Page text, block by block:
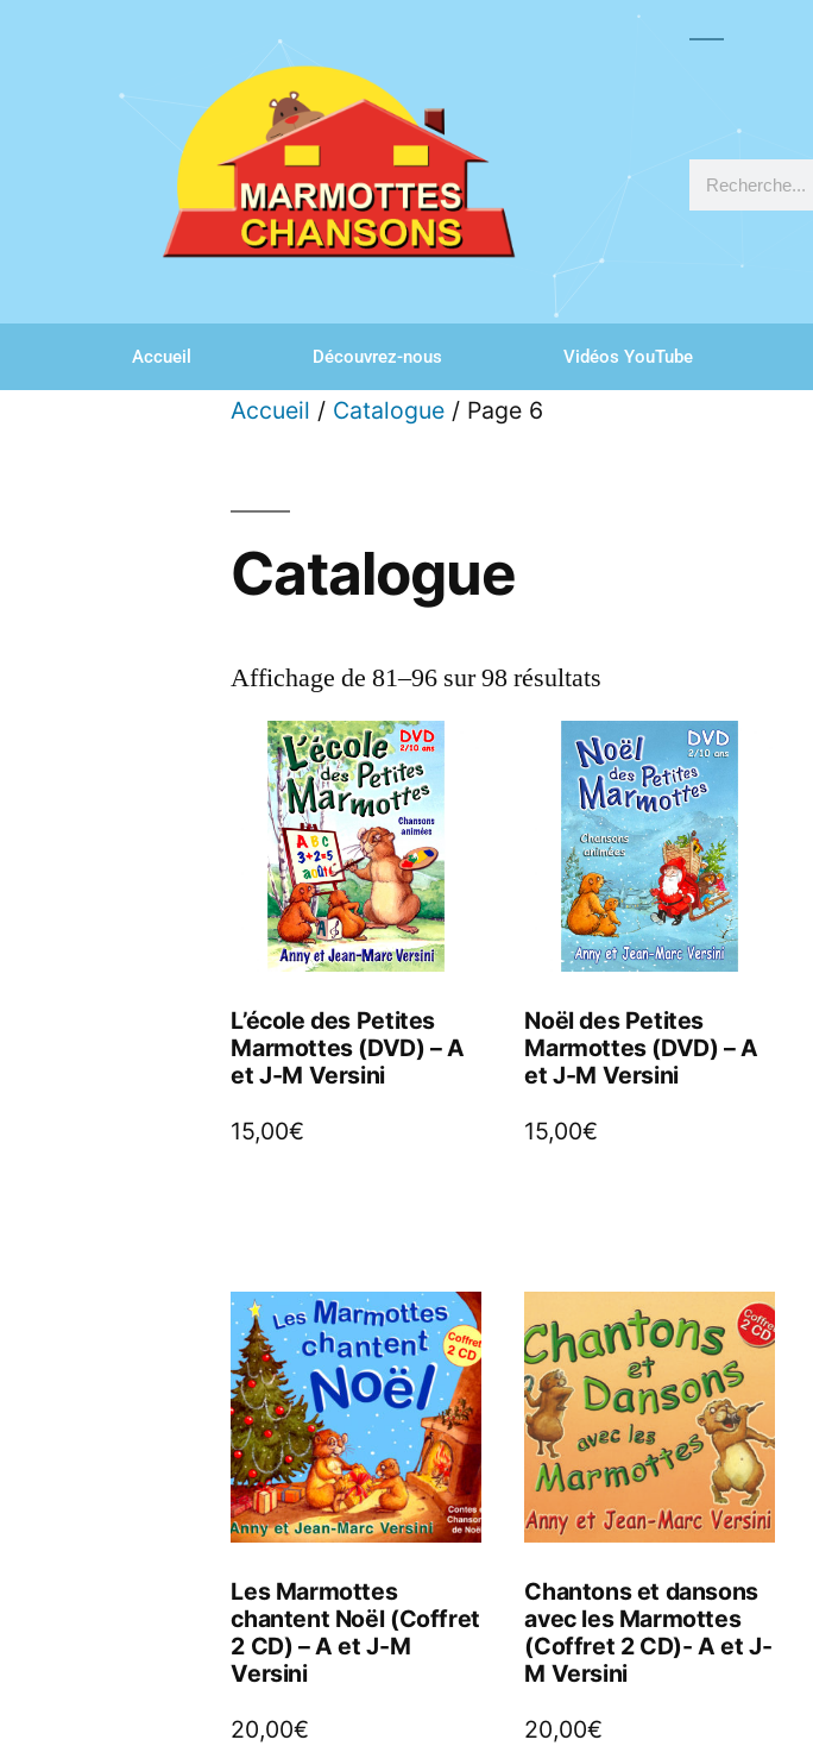
Accueil Découvrez-nous Vidéos YouTube
Accueil / Catalogue / Page 6
Catalogue
Affichage de 81–96 sur 98 résultats
L’école des Petites
Marmottes (DVD) – A
et J-M Versini
15,00€
Noël des Petites
Marmottes (DVD) – A
et J-M Versini
15,00€
Les Marmottes
chantent Noël (Coffret
2 CD) – A et J-M
Versini
20,00€
Chantons et dansons
avec les Marmottes
(Coffret 2 CD)- A et J-
M Versini
20,00€